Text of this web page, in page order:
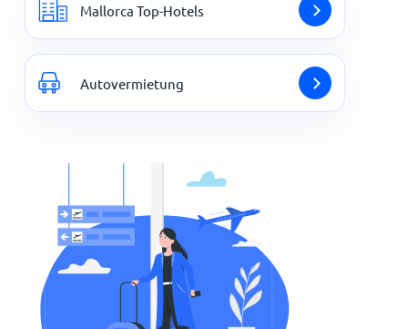
Mallorca Top-Hotels
Autovermietung